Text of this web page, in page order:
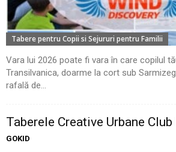
Tabere pentru Copii si Sejururi pentru Familii
Vara lui 2026 poate fi vara în care copilul
Transilvanica, doarme la cort sub
rafală de...
Taberele Creative Urbane
GOKID